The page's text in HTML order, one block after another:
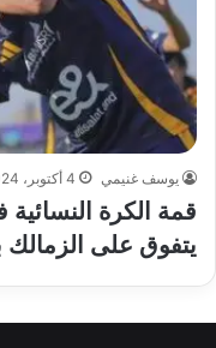
يوسف غنيمي 4 أكتوبر، 2024
قمة الكرة
يتفوق على الزمالك